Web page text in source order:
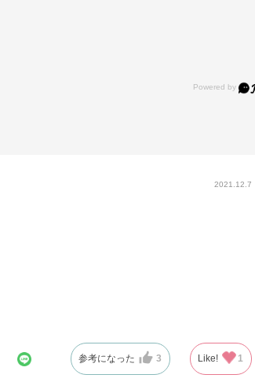
2021.12.7
参考になった 3 Like! 1